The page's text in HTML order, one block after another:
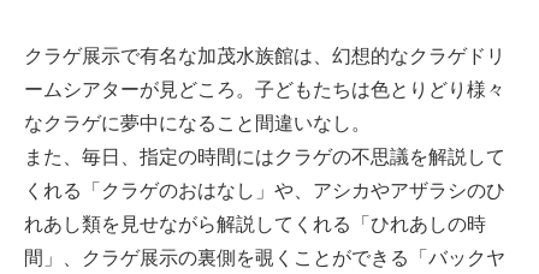
クラゲ展示で有名な加茂水族館は、幻想的なクラゲドリ
ームシアターが見どころ。子どもたちは色とりどり様々
なクラゲに夢中になること間違いなし。
また、毎日、指定の時間にはクラゲの不思議を解説して
くれる「クラゲのおはなし」や、アシカやアザラシのひ
れあし類を見せながら解説してくれる「ひれあしの時
間」、クラゲ展示の裏側を覗くことができる「バックヤ